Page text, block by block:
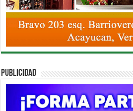
PUBLICIDAD